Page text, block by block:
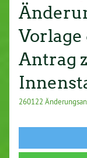
Vorlage
Antrag
260122